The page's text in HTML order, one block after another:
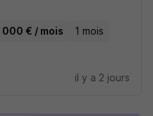
000 € / mois 1 mois
il y a 2 jours